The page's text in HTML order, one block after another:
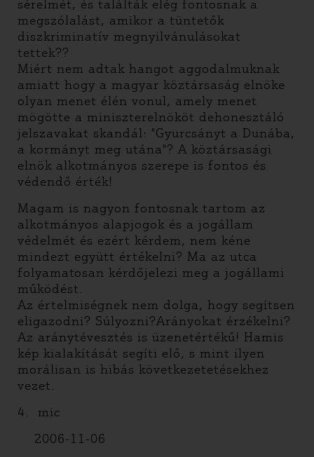
sérelmét, és találták elég fontosnak a
megszólalást, amikor a tüntetők
diszkriminatív megnyilvánulásokat
tettek??
Miért nem adtak hangot aggodalmuknak
amiatt hogy a magyar köztársaság elnöke
olyan menet élén vonul, amely menet
mögötte a miniszterelnököt dehonesztáló
jelszavakat skandál: "Gyurcsányt a Dunába,
a kormányt meg utána"? A köztársasági
elnök alkotmányos szerepe is fontos és
védendő érték!
Magam is nagyon fontosnak tartom az
alkotmányos alapjogok és a jogállam
védelmét és ezért kérdem, nem kéne
mindezt együtt értékelni? Ma az utca
folyamatosan kérdőjelezi meg a jogállami
működést.
Az értelmiségnek nem dolga, hogy segítsen
eligazodni? Súlyozni?Arányokat érzékelni?
Az aránytévesztés is üzenetértékű! Hamis
kép kialakítását segíti elő, s mint ilyen
morálisan is hibás következetetésekhez
vezet.
4. mic
2006-11-06